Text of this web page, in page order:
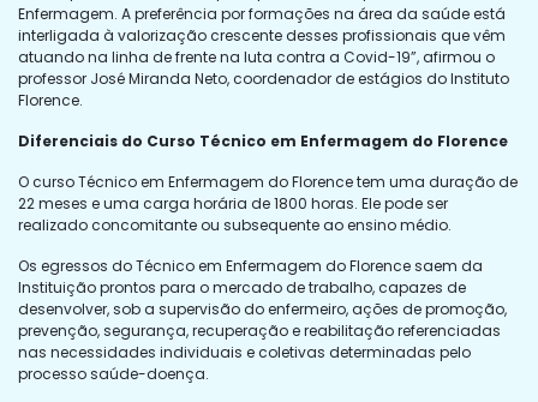
Enfermagem. A preferência por formações na área da saúde está
interligada à valorização crescente desses profissionais que vêm
atuando na linha de frente na luta contra a Covid-19”, afirmou o
professor José Miranda Neto, coordenador de estágios do Instituto
Florence.
Diferenciais do Curso Técnico em Enfermagem do Florence
O curso Técnico em Enfermagem do Florence tem uma duração de
22 meses e uma carga horária de 1800 horas. Ele pode ser
realizado concomitante ou subsequente ao ensino médio.
Os egressos do Técnico em Enfermagem do Florence saem da
Instituição prontos para o mercado de trabalho, capazes de
desenvolver, sob a supervisão do enfermeiro, ações de promoção,
prevenção, segurança, recuperação e reabilitação referenciadas
nas necessidades individuais e coletivas determinadas pelo
processo saúde-doença.